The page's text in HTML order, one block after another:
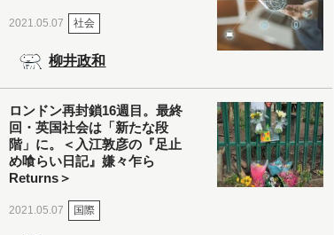
2021.05.07 社会
柳井政和
ロンドン再封鎖16週目。最終
回・英国社会は「新たな段
階」に。＜入江敦彦の『足止
め喰らい日記』嫌々乍ら
Returns＞
2021.05.07 国際